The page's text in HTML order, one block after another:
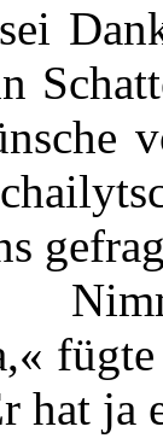
hat ja